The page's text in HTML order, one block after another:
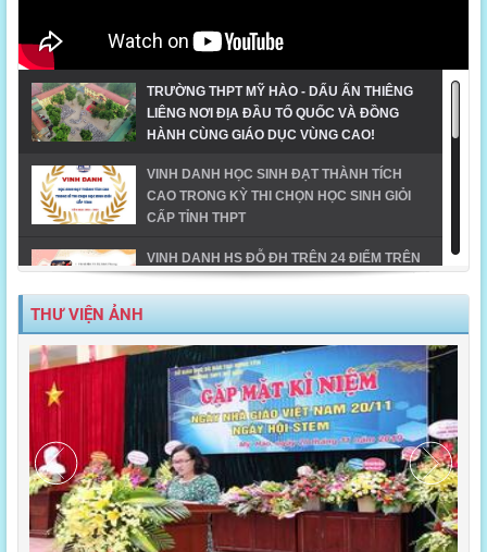
TRƯỜNG THPT MỸ HÀO - DẤU ẤN THIÊNG
LIÊNG NƠI ĐỊA ĐẦU TỔ QUỐC VÀ ĐỒNG
HÀNH CÙNG GIÁO DỤC VÙNG CAO!
VINH DANH HỌC SINH ĐẠT THÀNH TÍCH
CAO TRONG KỲ THI CHỌN HỌC SINH GIỎI
CẤP TỈNH THPT
VINH DANH HS ĐỖ ĐH TRÊN 24 ĐIỂM TRÊN
ĐỊA BÀN TX MỸ HÀO-NĂM 2023
MỸ HÀO VINH DANH HỌC SINH GIỎI CẤP
TỈNH NĂM HỌC 2023-2024
TIẾT MỤC ĐOẠT GIẢI NHẤT DÂN VŨ CÔNG
ĐOÀN NGÀNH GD_CĐ TRƯỜNG THPT MỸ
HÀO
MỸ HÀO - ĐIỂM SÁNG TRONG CHUYỂN ĐỔI
SỐ
THƯ VIỆN ẢNH